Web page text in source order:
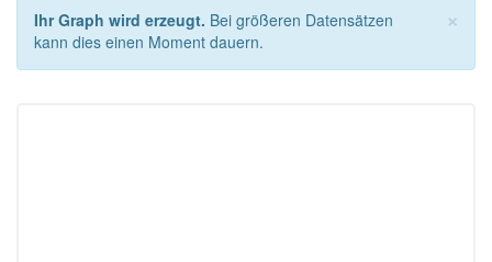
×
Ihr Graph wird erzeugt. Bei größeren Datensätzen
kann dies einen Moment dauern.